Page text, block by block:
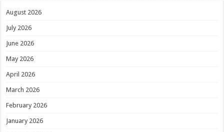
August 2026
July 2026
June 2026
May 2026
April 2026
March 2026
February 2026
January 2026